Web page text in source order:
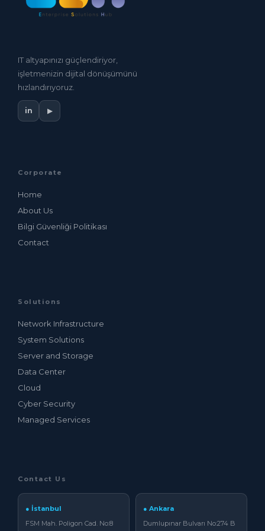
IT altyapınızı güçlendiriyor,
işletmenizin dijital dönüşümünü
hızlandırıyoruz.
in ▶
Corporate
Home
About Us
Bilgi Güvenliği Politikası
Contact
Solutions
Network Infrastructure
System Solutions
Server and Storage
Data Center
Cloud
Cyber Security
Managed Services
Contact Us
● İstanbul
FSM Mah. Poligon Cad. No:8
● Ankara
Dumlupınar Bulvarı No:274 B